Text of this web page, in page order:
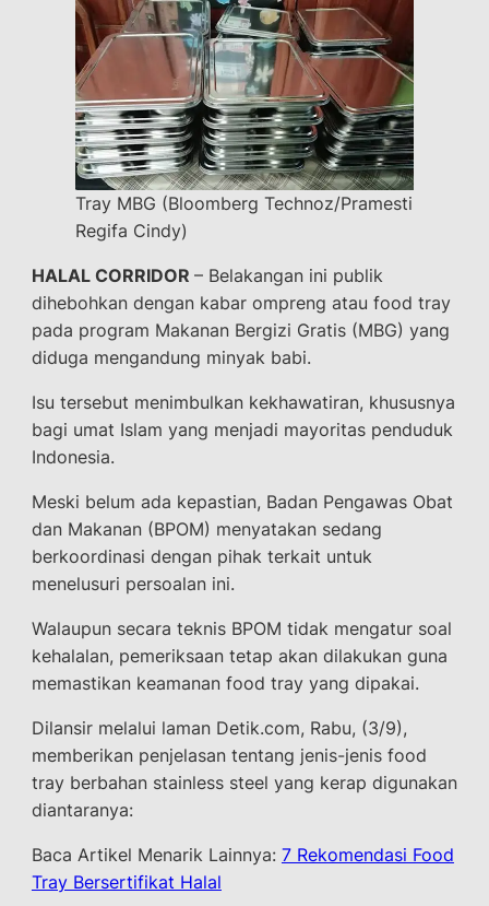
Tray MBG (Bloomberg Technoz/Pramesti
Regifa Cindy)
HALAL CORRIDOR – Belakangan ini publik
dihebohkan dengan kabar ompreng atau food tray
pada program Makanan Bergizi Gratis (MBG) yang
diduga mengandung minyak babi.
Isu tersebut menimbulkan kekhawatiran, khususnya
bagi umat Islam yang menjadi mayoritas penduduk
Indonesia.
Meski belum ada kepastian, Badan Pengawas Obat
dan Makanan (BPOM) menyatakan sedang
berkoordinasi dengan pihak terkait untuk
menelusuri persoalan ini.
Walaupun secara teknis BPOM tidak mengatur soal
kehalalan, pemeriksaan tetap akan dilakukan guna
memastikan keamanan food tray yang dipakai.
Dilansir melalui laman Detik.com, Rabu, (3/9),
memberikan penjelasan tentang jenis-jenis food
tray berbahan stainless steel yang kerap digunakan
diantaranya:
Baca Artikel Menarik Lainnya: 7 Rekomendasi Food
Tray Bersertifikat Halal